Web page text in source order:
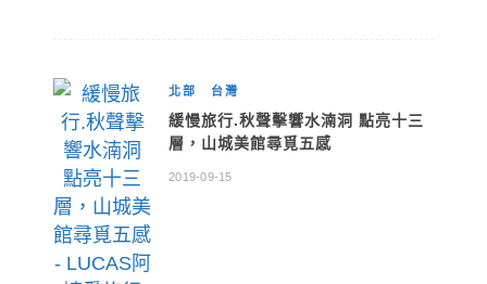
北部 台灣
緩慢旅行.秋聲擊響水湳洞 點亮十三
層，山城美館尋覓五感
2019-09-15